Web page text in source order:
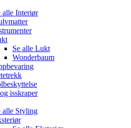
alle Interiør
Se alle Lukt
Wonderbaum
isskraper
alle Styling